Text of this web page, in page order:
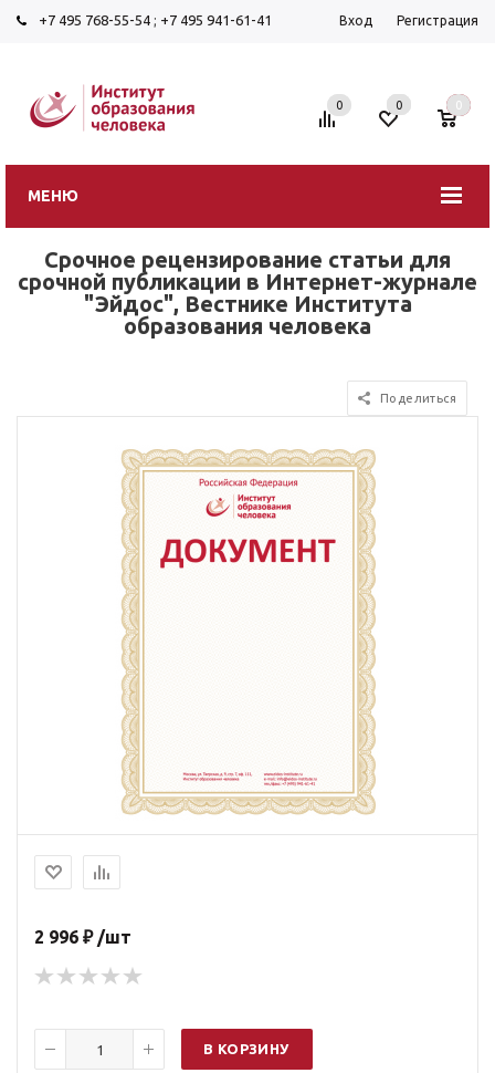
+7 495 768-55-54 ; +7 495 941-61-41 Вход Регистрация
МЕНЮ
0 0 0
Срочное рецензирование статьи для
срочной публикации в Интернет-журнале
"Эйдос", Вестнике Института
образования человека
Поделиться
2 996 ₽ /шт
В КОРЗИНУ